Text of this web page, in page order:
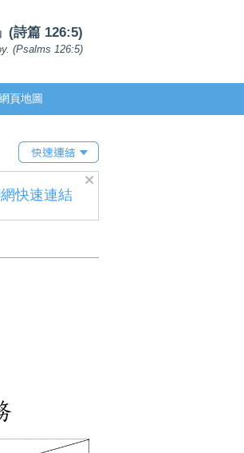
(詩篇 126:5)
(Psalms 126:5)
頁地圖
快速連結